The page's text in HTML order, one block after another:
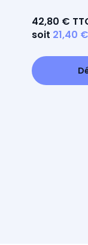
42,80 €
soit 21,40 €